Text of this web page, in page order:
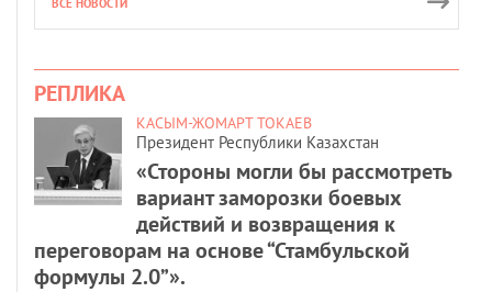
РЕПЛИКА
КАСЫМ-ЖОМАРТ ТОКАЕВ
Президент Республики Казахстан
«Стороны могли бы рассмотреть
вариант заморозки боевых
действий и возвращения к
переговорам на основе “Стамбульской
формулы 2.0”».